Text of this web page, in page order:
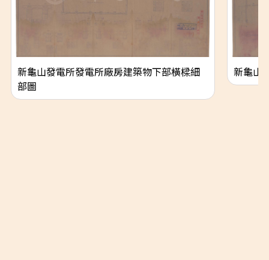
新龜山發電所發電所廠房建築物下部橫樑細
部圖
新龜山